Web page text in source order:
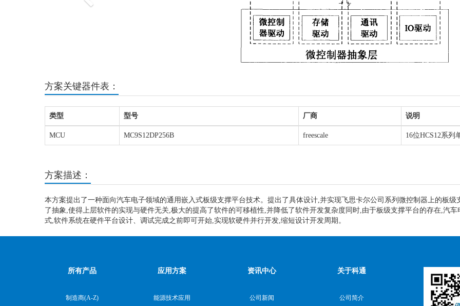
方案关键器件表：
类型 型号 厂商 说明
MCU MC9S12DP256B freescale 16位HCS12系列
方案描述：
本方案提出了一种面向汽车电子领域的通用嵌入式板级支撑平台技术。提出了具体设计,并实现飞思卡尔公司系列微控制器上的板
了抽象,使得上层软件的实现与硬件无关,极大的提高了软件的可移植性,并降低了软件开发复杂度同时,由于板级支撑平台的存在,汽
式,软件系统在硬件平台设计、调试完成之前即可开始,实现软硬件并行开发,缩短设计开发周期。
所有产品
制造商(A-Z)
应用方案
能源技术应用
资讯中心
公司新闻
关于科通
公司简介